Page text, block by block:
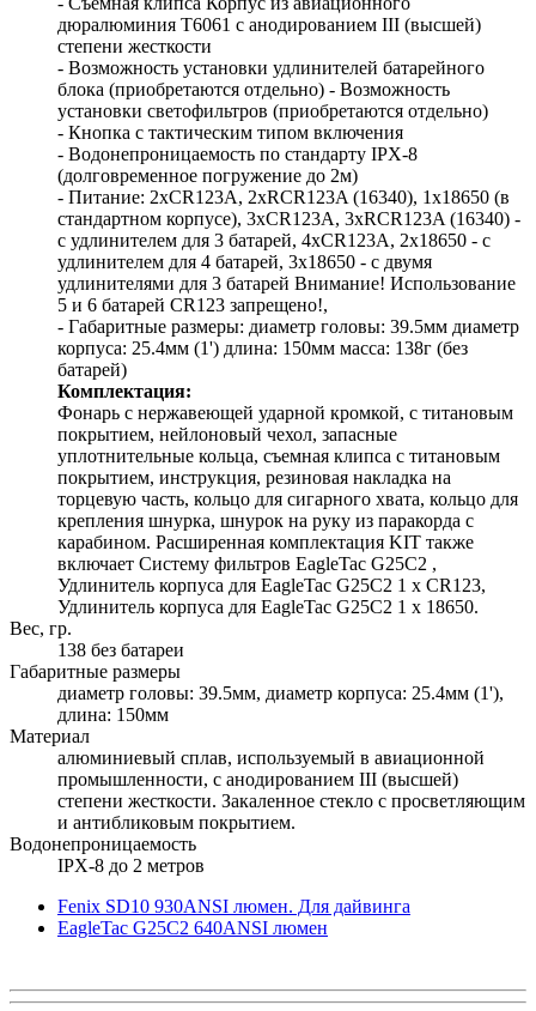
дюралюминия T6061 с анодированием III (высшей)
степени жесткости
- Возможность установки удлинителей батарейного
блока (приобретаются отдельно) - Возможность
установки светофильтров (приобретаются отдельно)
- Кнопка с тактическим типом включения
- Водонепроницаемость по стандарту IPX-8
(долговременное погружение до 2м)
- Питание: 2xCR123A, 2xRCR123A (16340), 1x18650 (в
стандартном корпусе), 3xCR123A, 3xRCR123A (16340) -
с удлинителем для 3 батарей, 4xCR123A, 2x18650 - с
удлинителем для 4 батарей, 3x18650 - с двумя
удлинителями для 3 батарей Внимание! Использование
5 и 6 батарей CR123 запрещено!,
- Габаритные размеры: диаметр головы: 39.5мм диаметр
корпуса: 25.4мм (1') длина: 150мм масса: 138г (без
батарей)
Комплектация:
Фонарь с нержавеющей ударной кромкой, с титановым
покрытием, нейлоновый чехол, запасные
уплотнительные кольца, съемная клипса с титановым
покрытием, инструкция, резиновая накладка на
торцевую часть, кольцо для сигарного хвата, кольцо для
крепления шнурка, шнурок на руку из паракорда с
карабином. Расширенная комплектация KIT также
включает Систему фильтров EagleTac G25C2 ,
Удлинитель корпуса для EagleTac G25C2 1 х CR123,
Удлинитель корпуса для EagleTac G25C2 1 х 18650.
Вес, гр.
138 без батареи
Габаритные размеры
диаметр головы: 39.5мм, диаметр корпуса: 25.4мм (1'),
длина: 150мм
Материал
алюминиевый сплав, используемый в авиационной
промышленности, с анодированием III (высшей)
степени жесткости. Закаленное стекло с просветляющим
и антибликовым покрытием.
Водонепроницаемость
IPX-8 до 2 метров
Fenix SD10 930ANSI люмен. Для дайвинга
EagleTac G25C2 640ANSI люмен